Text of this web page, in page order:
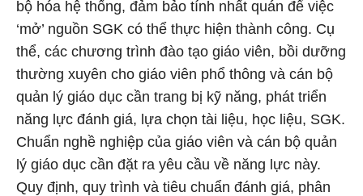
bộ hóa hệ thống, đảm bảo tính nhất quán để việc
‘mở’ nguồn SGK có thể thực hiện thành công. Cụ
thể, các chương trình đào tạo giáo viên, bồi dưỡng
thường xuyên cho giáo viên phổ thông và cán bộ
quản lý giáo dục cần trang bị kỹ năng, phát triển
năng lực đánh giá, lựa chọn tài liệu, học liệu, SGK.
Chuẩn nghề nghiệp của giáo viên và cán bộ quản
lý giáo dục cần đặt ra yêu cầu về năng lực này.
Quy định, quy trình và tiêu chuẩn đánh giá, phân